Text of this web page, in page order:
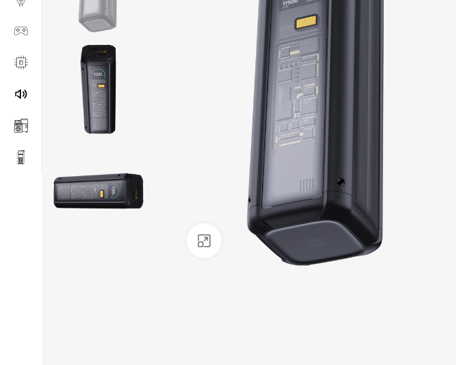
Click to enlarge